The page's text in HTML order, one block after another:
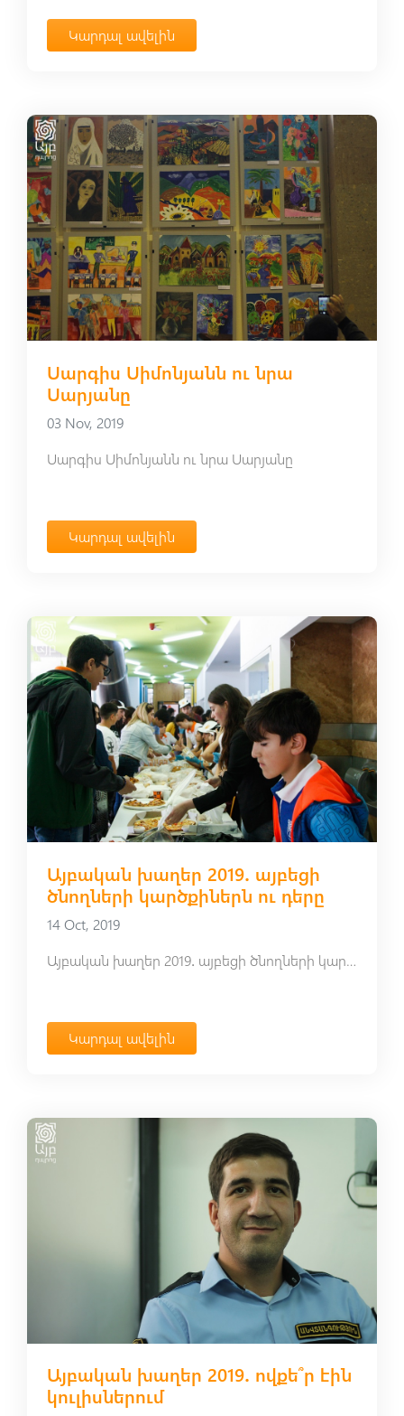
Կարդալ ավելին
Սարգիս Սիմոնյանն ու նրա
Սարյանը
03 Nov, 2019
Սարգիս Սիմոնյանն ու նրա Սարյանը
Կարդալ ավելին
Այբական խաղեր 2019․ այբեցի
ծնողների կարծքիներն ու դերը
14 Oct, 2019
Այբական խաղեր 2019․ այբեցի ծնողների կարծքիներն ու դերը
Կարդալ ավելին
Այբական խաղեր 2019․ ովքե՞ր էին
կուլիսներում